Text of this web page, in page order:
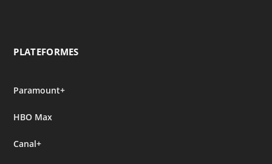
PLATEFORMES
Paramount+
HBO Max
Canal+